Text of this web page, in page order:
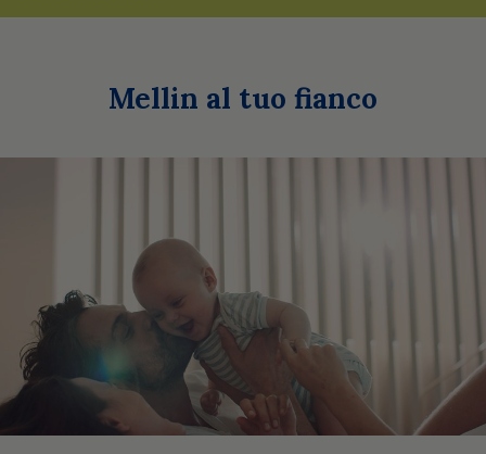
Mellin al tuo fianco